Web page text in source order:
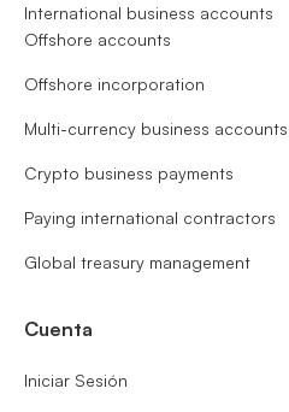
International business accounts
Offshore accounts
Offshore incorporation
Multi-currency business accounts
Crypto business payments
Paying international contractors
Global treasury management
Cuenta
Iniciar Sesión